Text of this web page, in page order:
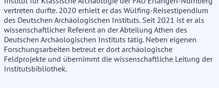
vertreten durfte. 2020 erhielt er das Wülfing-Reisestipendium
des Deutschen Archäologischen Instituts. Seit 2021 ist er als
wissenschaftlicher Referent an der Abteilung Athen des
Deutschen Archäologischen Instituts tätig. Neben eigenen
Forschungsarbeiten betreut er dort archäologische
Feldprojekte und übernimmt die wissenschaftliche Leitung der
Institutsbibliothek.